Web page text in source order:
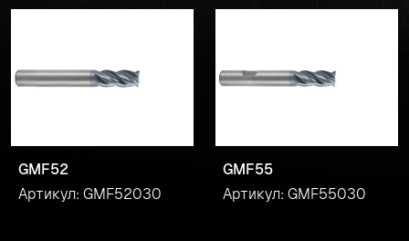
GMF52
Артикул: GMF52030
GMF55
Артикул: GMF55030